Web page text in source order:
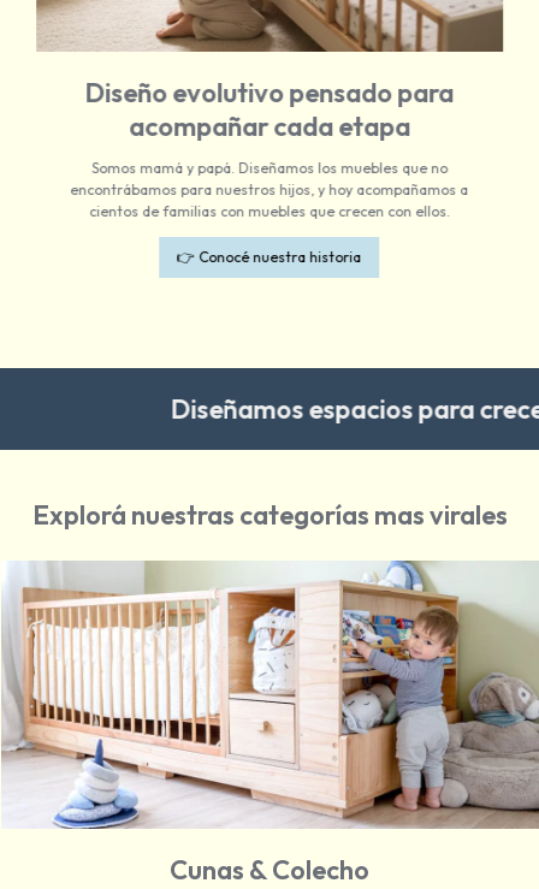
Diseño evolutivo pensado para
acompañar cada etapa
Somos mamá y papá. Diseñamos los muebles que no
encontrábamos para nuestros hijos, y hoy acompañamos a
cientos de familias con muebles que crecen con ellos.
👉 Conocé nuestra historia
Diseñamos espacios para crecer en
Explorá nuestras categorías mas virales
Cunas & Colecho